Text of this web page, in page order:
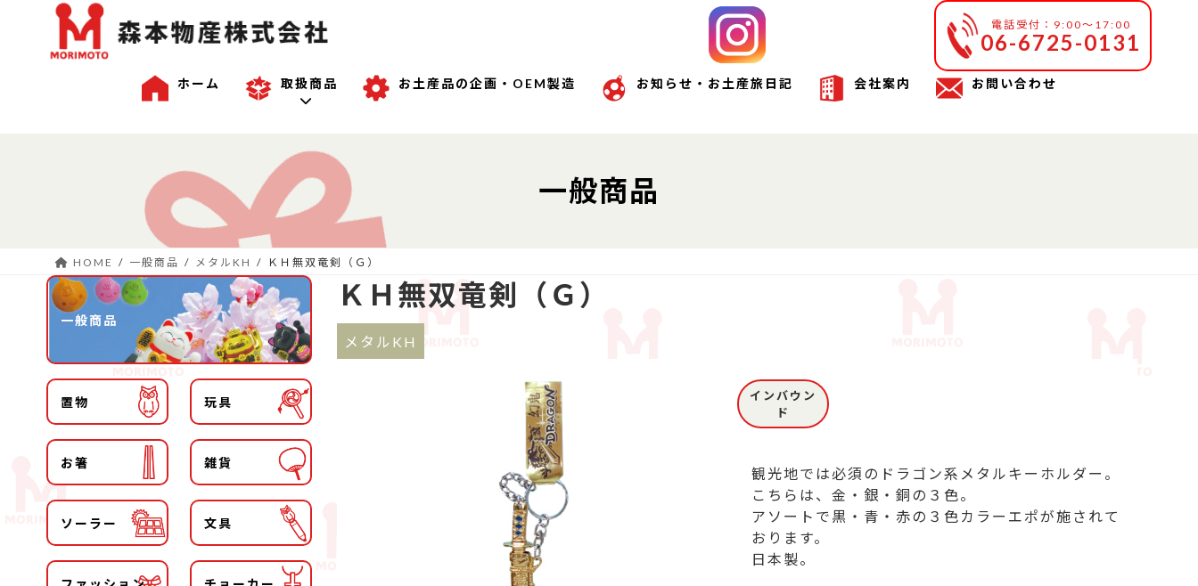
電話受付：9:00～17:00
06-6725-0131
ホーム 取扱商品
一般商品
沖縄商品
OEM商品例
お土産品の企画・OEM製造 お知らせ・お土産旅日記 会社案内 お問い合わせ
一般商品
HOME 一般商品 メタルKH ＫＨ無双竜剣（Ｇ）
ＫＨ無双竜剣（Ｇ）
メタルKH
インバウン
ド
観光地では必須のドラゴン系メタルキーホルダー。
こちらは、金・銀・銅の３色。
アソートで黒・青・赤の３色カラーエポが施されて
おります。
日本製。
一般商品
置物 玩具
お箸 雑貨
ソーラー 文具